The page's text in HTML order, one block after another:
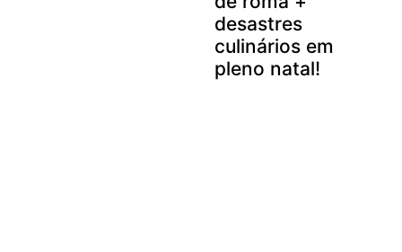
desastres
culinários em
pleno natal!